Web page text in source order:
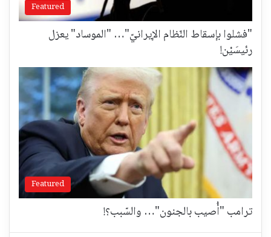
Featured
"فشلوا بإسقاط النّظام الإيرانيّ"… "الموساد" يعزل
رئيسَيْن!
Featured
ترامب "أُصيب بالجنون"… والسّبب؟!